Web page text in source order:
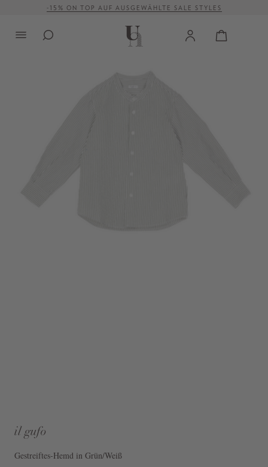
springen-15% ON TOP AUF AUSGEWÄHLTE SALE STYLES
il gufo
Gestreiftes-Hemd in Grün/Weiß